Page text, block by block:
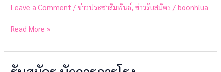
Leave a Comment /ข่าวประชาสัมพันธ์,ข่าวรับสมัคร /boonhlua
เลือก
Read More »
รับ